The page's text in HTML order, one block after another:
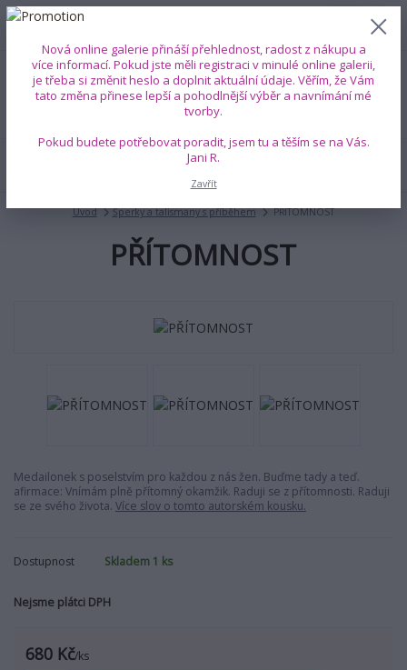
Menu
+420 739 353 708 0 ks
0 Kč
Úvod Šperky a talismany s příběhem PŘÍTOMNOST
PŘÍTOMNOST
Medailonek s poselstvím pro každou z nás žen. Buďme tady a teď.
afirmace: Vnímám plně přítomný okamžik. Raduji se z přítomnosti. Raduji
se ze svého života. Více slov o tomto autorském kousku.
Dostupnost Skladem 1 ks
Nejsme plátci DPH
680 Kč/ks
Nová online galerie přináší přehlednost, radost z nákupu a
více informací. Pokud jste měli registraci v minulé online galerii,
je třeba si změnit heslo a doplnit aktuální údaje. Věřím, že Vám
tato změna přinese lepší a pohodlnější výběr a navnímání mé
tvorby.
Pokud budete potřebovat poradit, jsem tu a těším se na Vás.
Jani R.
Zavřít